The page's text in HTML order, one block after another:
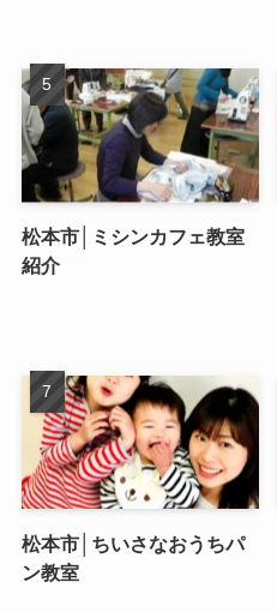
松本市│ミシンカフェ教室
紹介
松本市│ちいさなおうちパ
ン教室